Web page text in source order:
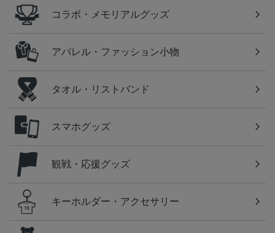
コラボ・メモリアルグッズ
アパレル・ファッション小物
タオル・リストバンド
スマホグッズ
観戦・応援グッズ
キーホルダー・アクセサリー